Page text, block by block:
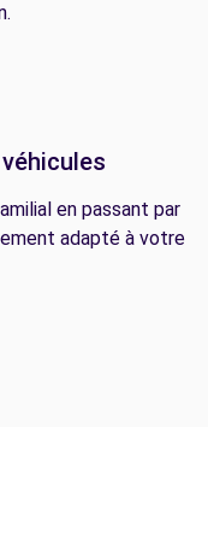
en passant par
adapté à votre